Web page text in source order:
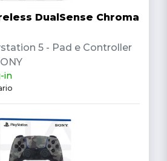
DualSense Chroma
5 - Pad e Controller
in